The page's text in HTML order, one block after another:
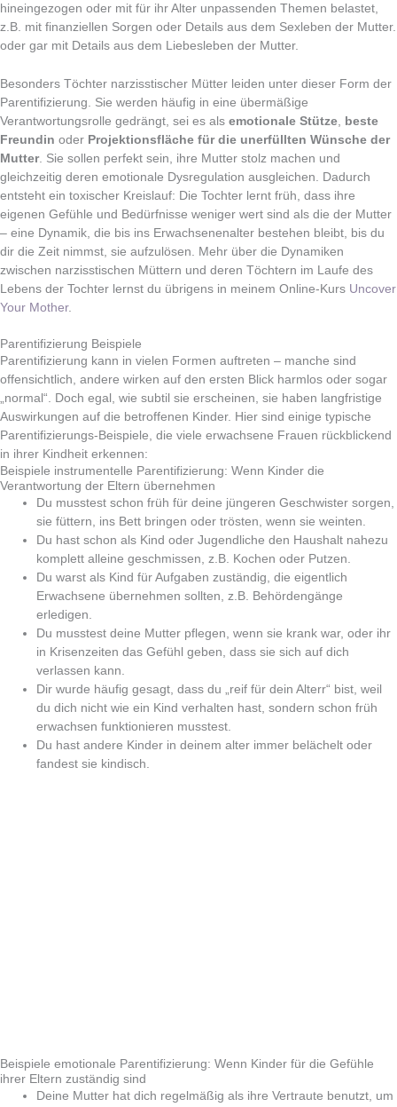
hineingezogen oder mit für ihr Alter unpassenden Themen belastet,
z.B. mit finanziellen Sorgen oder Details aus dem Sexleben der Mutter.
oder gar mit Details aus dem Liebesleben der Mutter.
Besonders Töchter narzisstischer Mütter leiden unter dieser Form der
Parentifizierung. Sie werden häufig in eine übermäßige
Verantwortungsrolle gedrängt, sei es als emotionale Stütze
beste
Freundin oder Projektionsfläche für die unerfüllten Wünsche der
Mutter. Sie sollen perfekt sein, ihre Mutter stolz machen und
gleichzeitig deren emotionale Dysregulation ausgleichen. Dadurch
entsteht ein toxischer Kreislauf: Die Tochter lernt früh, dass ihre
eigenen Gefühle und Bedürfnisse weniger wert sind als die der Mutter
– eine Dynamik, die bis ins Erwachsenenalter bestehen bleibt, bis du
dir die Zeit nimmst, sie aufzulösen. Mehr über die Dynamiken
zwischen narzisstischen Müttern und deren Töchtern im Laufe des
Lebens der Tochter lernst du übrigens in meinem Online-Kurs Uncover
Your Mother.
Parentifizierung Beispiele
Parentifizierung kann in vielen Formen auftreten – manche sind
offensichtlich, andere wirken auf den ersten Blick harmlos oder sogar
„normal“. Doch egal, wie subtil sie erscheinen, sie haben langfristige
Auswirkungen auf die betroffenen Kinder. Hier sind einige typische
Parentifizierungs-Beispiele, die viele erwachsene Frauen rückblickend
in ihrer Kindheit erkennen:
Beispiele instrumentelle Parentifizierung: Wenn Kinder die
Verantwortung der Eltern übernehmen
Du musstest schon früh für deine jüngeren Geschwister sorgen,
sie füttern, ins Bett bringen oder trösten, wenn sie weinten.
Du hast schon als Kind oder Jugendliche den Haushalt nahezu
komplett alleine geschmissen, z.B. Kochen oder Putzen.
Du warst als Kind für Aufgaben zuständig, die eigentlich
Erwachsene übernehmen sollten, z.B. Behördengänge
erledigen.
Du musstest deine Mutter pflegen, wenn sie krank war, oder ihr
in Krisenzeiten das Gefühl geben, dass sie sich auf dich
verlassen kann.
Dir wurde häufig gesagt, dass du „reif für dein Alterr“ bist, weil
du dich nicht wie ein Kind verhalten hast, sondern schon früh
erwachsen funktionieren musstest.
Du hast andere Kinder in deinem alter immer belächelt oder
fandest sie kindisch.
Beispiele emotionale Parentifizierung: Wenn Kinder für die Gefühle
ihrer Eltern zuständig sind
Deine Mutter hat dich regelmäßig als ihre Vertraute benutzt, um